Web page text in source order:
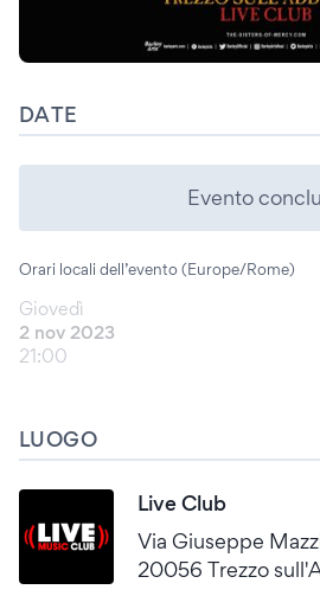
DATE
Evento
Orari locali dell’evento (Europe/Rome)
Giovedì
2 nov 2023
21:00
LUOGO
Live Club
Via Giuseppe
20056 Trezzo